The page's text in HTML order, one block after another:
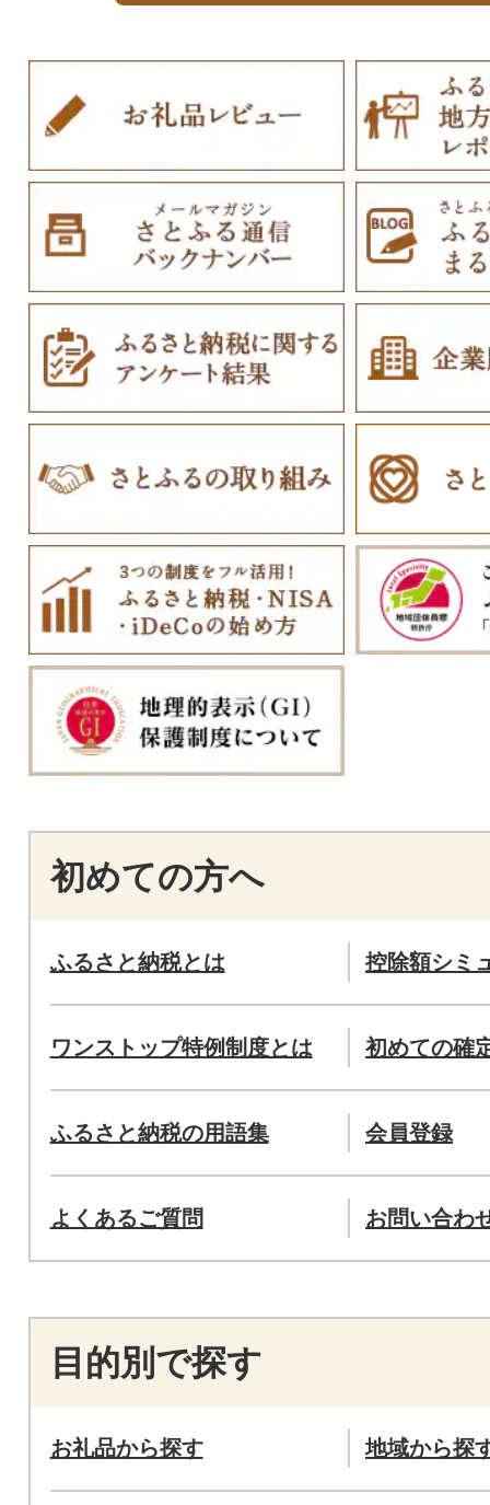
初めての方へ
ふるさと納税とは 控除額シミ
ワンストップ特例制度とは 初めての確
ふるさと納税の用語集 会員登録
よくあるご質問 お問い合わ
目的別で探す
お礼品から探す 地域から探